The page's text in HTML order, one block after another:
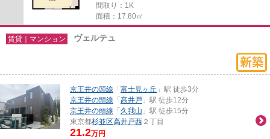
間取り：1K
面積：17.80㎡
賃貸｜マンション ヴェルテュ
京王井の頭線 「富士見ヶ丘 」駅 徒歩3分
京王井の頭線 「高井戸 」駅 徒歩12分
京王井の頭線 「久我山 」駅 徒歩15分
東京都杉並区高井戸西 ２丁目
21.2万円